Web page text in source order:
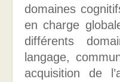
domaines
en charge
différents
langage,
acquisition de